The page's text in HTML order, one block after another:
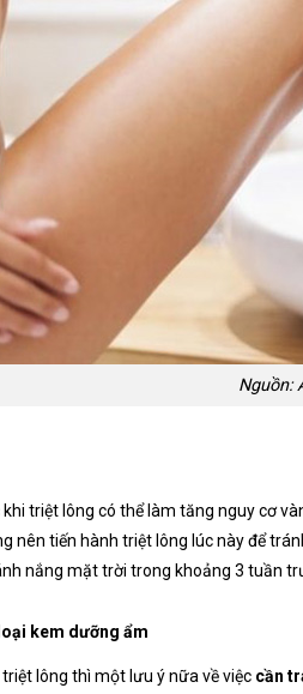
Nguồn:
triệt lông có thể làm tăng nguy cơ
nên tiến hành triệt lông lúc này để
nắng mặt trời trong khoảng 3 tuần
kem dưỡng ẩm
lông thì một lưu ý nữa về việc cần